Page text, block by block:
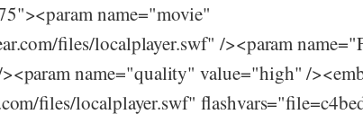
name="movie"
files/localplayer.swf" /><param
name="quality" value="high" /
files/localplayer.swf"